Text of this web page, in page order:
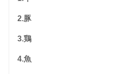
2.豚
3.鶏
4.魚